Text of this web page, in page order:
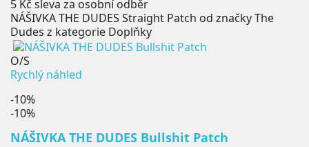
5 Kč sleva za osobní odběr
NÁŠIVKA THE DUDES Straight Patch od značky The
Dudes z kategorie Doplňky
O/S
Rychlý náhled
-10%
-10%
NÁŠIVKA THE DUDES Bullshit Patch